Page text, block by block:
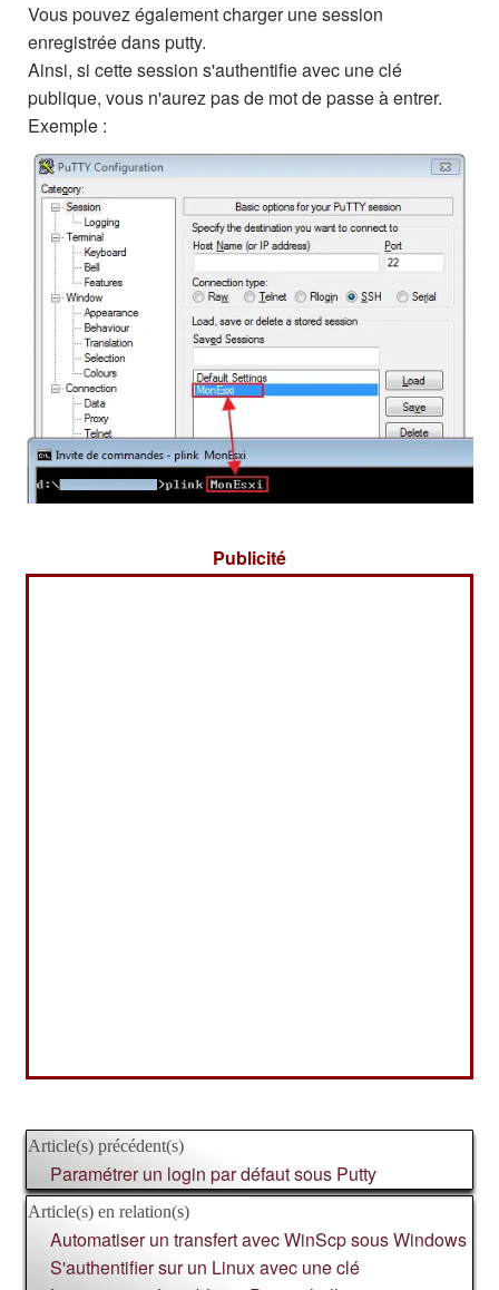
Vous pouvez également charger une session
enregistrée dans putty.
Ainsi, si cette session s'authentifie avec une clé
publique, vous n'aurez pas de mot de passe à entrer.
Exemple :
Publicité
Article(s) précédent(s)
Paramétrer un login par défaut sous Putty
Article(s) en relation(s)
Automatiser un transfert avec WinScp sous Windows
S'authentifier sur un Linux avec une clé